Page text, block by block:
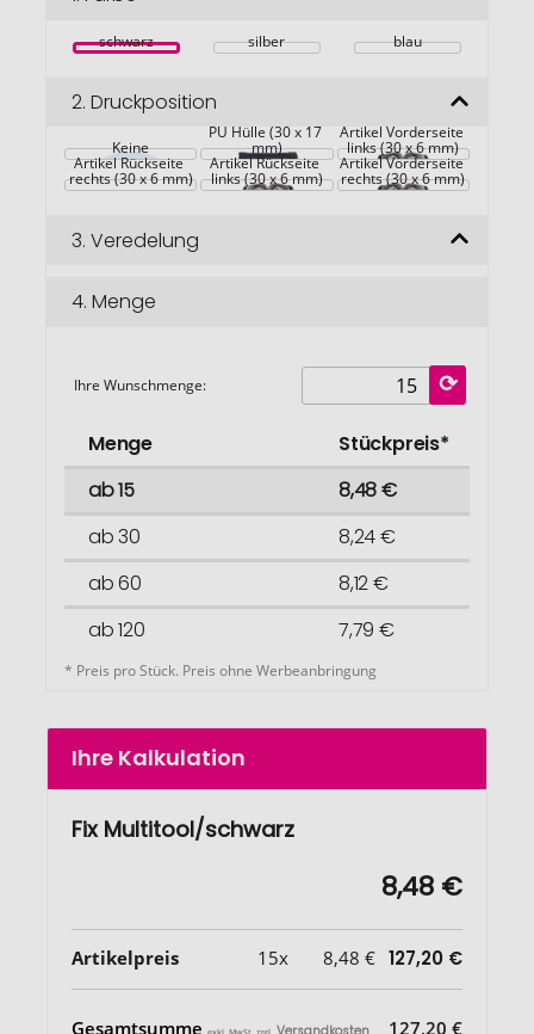
schwarz silber blau
2. Druckposition
Keine
PU Hülle (30 x 17
mm)
Artikel Vorderseite
links (30 x 6 mm)
Artikel Rückseite
rechts (30 x 6 mm)
Artikel Rückseite
links (30 x 6 mm)
Artikel Vorderseite
rechts (30 x 6 mm)
3. Veredelung
4. Menge
Ihre Wunschmenge:
Menge
Stückpreis*
ab 15
8,48 €
ab 30
8,24 €
ab 60
8,12 €
ab 120
7,79 €
* Preis pro Stück. Preis ohne Werbeanbringung
Ihre Kalkulation
Fix Multitool/schwarz
8,48 €
Artikelpreis 15x 8,48 € 127,20 €
Gesamtsumme exkl. MwSt. zzgl. 127,20 €